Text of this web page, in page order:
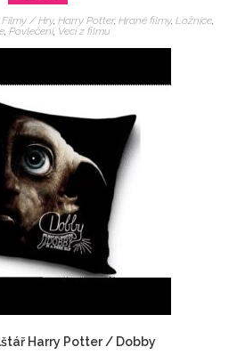
Filmy / Hry, Harry Potter, Hrané filmy, Ložnice,
, Povlečení, Veci z filmu
Harry Potter / Dobby